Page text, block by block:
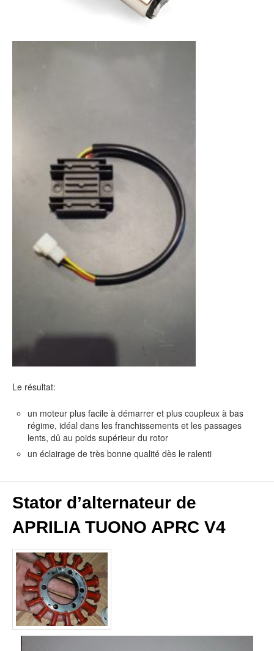
Le résultat:
un moteur plus facile à démarrer et plus coupleux à bas
régime, idéal dans les franchissements et les passages
lents, dû au poids supérieur du rotor
un éclairage de très bonne qualité dès le ralenti
Stator d’alternateur de
APRILIA TUONO APRC V4